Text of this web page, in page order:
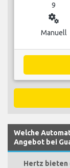
9
miscellaneous_services
Manuell
Welche
Angebot bei
Hertz bieten